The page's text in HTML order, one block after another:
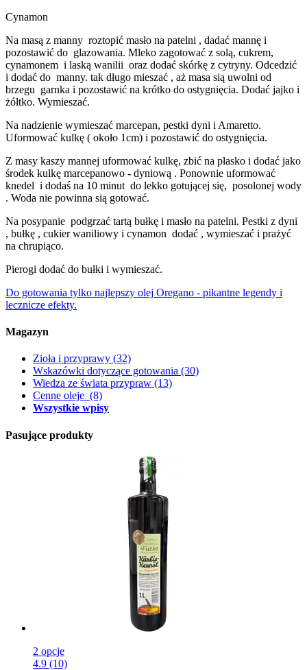
Cynamon
Na masą z manny roztopić masło na patelni , dadać mannę i
pozostawić do glazowania. Mleko zagotować z solą, cukrem,
cynamonem i laską wanilii oraz dodać skórkę z cytryny. Odcedzić
i dodać do manny. tak długo mieszać , aż masa sią uwolni od
brzegu garnka i pozostawić na krótko do ostygnięcia. Dodać jajko i
żółtko. Wymieszać.
Na nadzienie wymieszać marcepan, pestki dyni i Amaretto.
Uformować kulkę ( około 1cm) i pozostawić do ostygnięcia.
Z masy kaszy mannej uformować kulkę, zbić na płasko i dodać jako
środek kulkę marcepanowo - dyniową . Ponownie uformować
knedel i dodaś na 10 minut do lekko gotującej się, posolonej wody
. Woda nie powinna sią gotować.
Na posypanie podgrzać tartą bułkę i masło na patelni. Pestki z dyni
, bułkę , cukier waniliowy i cynamon dodać , wymieszać i prażyć
na chrupiąco.
Pierogi dodać do bułki i wymieszać.
Do gotowania tylko najlepszy olej Oregano - pikantne legendy i
lecznicze efekty.
Magazyn
Zioła i przyprawy (32)
Wskazówki dotyczące gotowania (30)
Wiedza ze świata przypraw (13)
Cenne oleje (8)
Wszystkie wpisy
Pasujące produkty
2 opcje
4.9 (10)